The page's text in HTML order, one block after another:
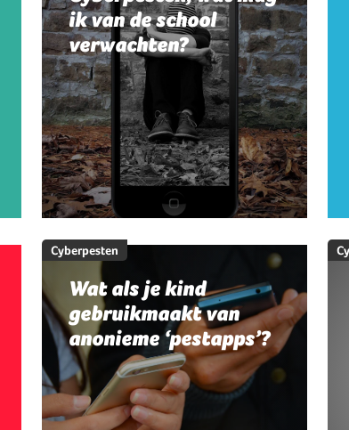
ik van de school
verwachten?
Cyberpesten
Wat als je kind
gebruikmaakt van
anonieme ‘pestapps’?